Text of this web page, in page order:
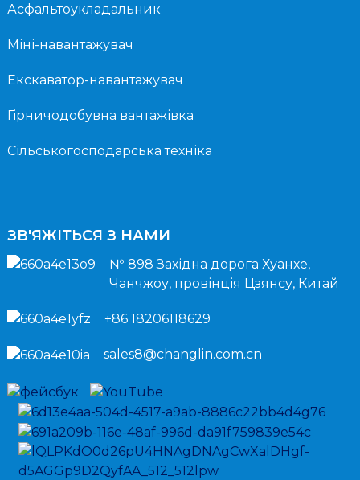
Асфальтоукладальник
Міні-навантажувач
Екскаватор-навантажувач
Гірничодобувна вантажівка
Сільськогосподарська техніка
ЗВ'ЯЖІТЬСЯ З НАМИ
№ 898 Західна дорога Хуанхе,
Чанчжоу, провінція Цзянсу, Китай
+86 18206118629
sales8@changlin.com.cn